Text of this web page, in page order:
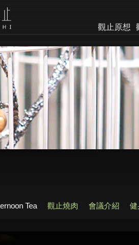
觀止原想
Tea 觀止燒肉 會議介紹 健